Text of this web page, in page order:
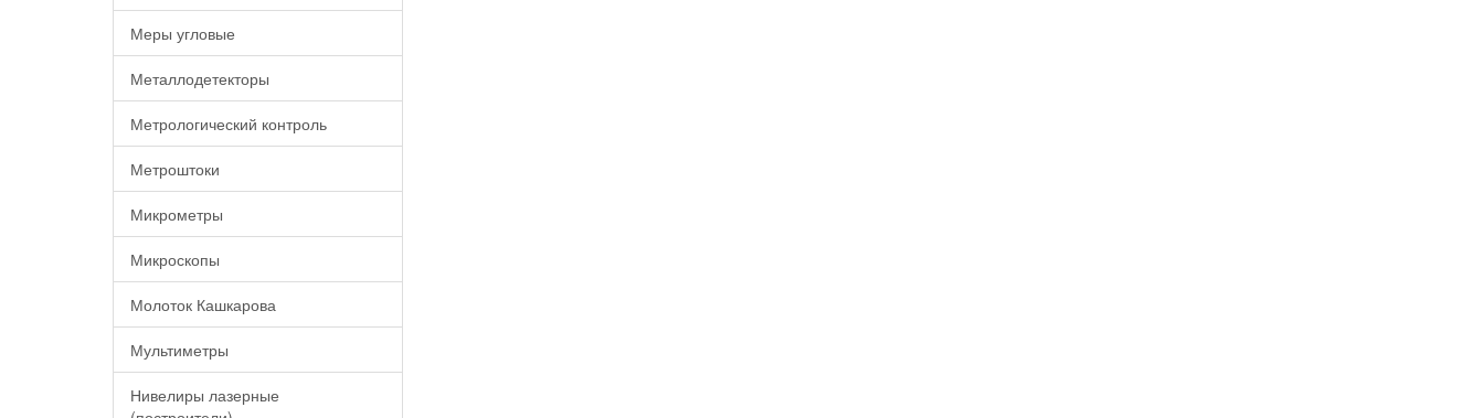
Меры угловые
Металлодетекторы
Метрологический контроль
Метроштоки
Микрометры
Микроскопы
Молоток Кашкарова
Мультиметры
Нивелиры лазерные